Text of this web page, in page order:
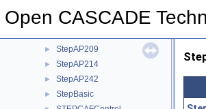
Open CASCADE
► StdStorage
► StepAP209
► StepAP214
► StepAP242
► StepBasic